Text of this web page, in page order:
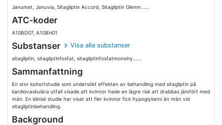
Janumet, Januvia, Sitagliptin Accord, Sitagliptin Glenm......
ATC-koder
A10BD07, A10BH01
Substanser Visa alla substanser
sitagliptin, sitagliptinfosfat, sitagliptinfosfatmonohy......
Sammanfattning
En stor kohortstudie som undersökt effekten av behandling med sitagliptin på
kardiovaskulära utfall visade att kvinnor hade en lägre risk att drabbas jämfört med
män. En klinisk studie har visat att fler kvinnor fick hypoglykemi än män vid
sitagliptinbehandling.
Background